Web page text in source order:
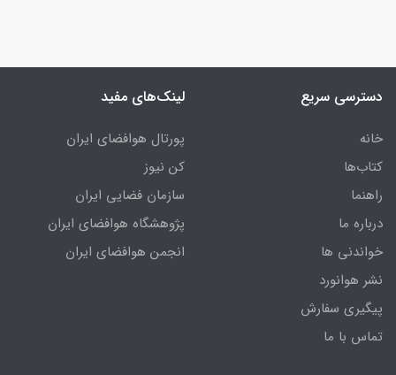
دسترسی سریع
خانه
کتاب‌ها
راهنما
درباره ما
خواندنی ها
نشر هوانورد
پیگیری سفارش
تماس با ما
لینک‌های مفید
پورتال هوافضای ایران
کن نیوز
سازمان فضایی ایران
پژوهشگاه هوافضای ایران
انجمن هوافضای ایران